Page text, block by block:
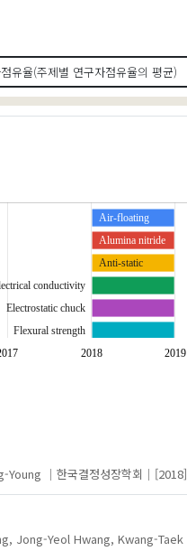
유율(주제별 연구자점유율의 평균)
2018 2019
Air-floating
Alumina nitride
Anti-static
conductivity
Electrostatic chuck
Flexural strength
spectroscopy
Young 한국결정성장학회 [2018]
Jong-Yeol Hwang, Kwang-Taek